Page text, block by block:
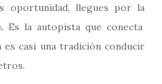
oportunidad, llegues por la
. Es la autopista que conecta
casi una tradición conducir